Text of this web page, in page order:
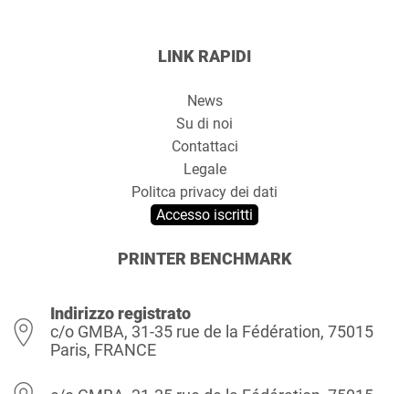
LINK RAPIDI
News
Su di noi
Contattaci
Legale
Politca privacy dei dati
Accesso iscritti
PRINTER BENCHMARK
Indirizzo registrato
c/o GMBA, 31-35 rue de la Fédération, 75015
Paris, FRANCE